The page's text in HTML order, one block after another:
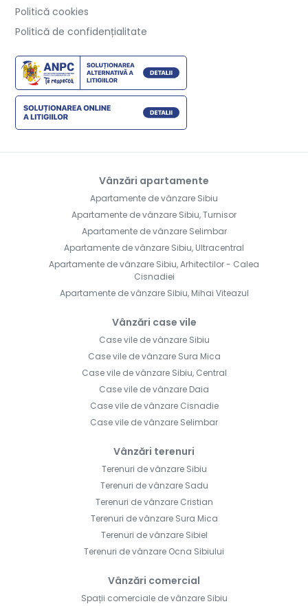
Politică cookies
Politică de confidențialitate
Vânzări apartamente
Apartamente de vânzare Sibiu
Apartamente de vânzare Sibiu, Turnisor
Apartamente de vânzare Selimbar
Apartamente de vânzare Sibiu, Ultracentral
Apartamente de vânzare Sibiu, Arhitectilor - Calea
Cisnadiei
Apartamente de vânzare Sibiu, Mihai Viteazul
Vânzări case vile
Case vile de vânzare Sibiu
Case vile de vânzare Sura Mica
Case vile de vânzare Sibiu, Central
Case vile de vânzare Daia
Case vile de vânzare Cisnadie
Case vile de vânzare Selimbar
Vânzări terenuri
Terenuri de vânzare Sibiu
Terenuri de vânzare Sadu
Terenuri de vânzare Cristian
Terenuri de vânzare Sura Mica
Terenuri de vânzare Sibiel
Terenuri de vânzare Ocna Sibiului
Vânzări comercial
Spații comerciale de vânzare Sibiu